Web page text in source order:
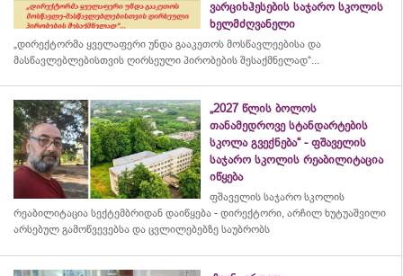
ვარციხჰესების საჯარო სკოლის
ხელმძღვანელი
„დირექტორმა ყველაფერი უნდა გააკეთოს მოსწავლეებისა და
მასწავლებლებისთვის ღირსეული პირობების შესაქმნელად“...
„2027 წლის ბოლოს
თანამედროვე სტანდარტების
სკოლა გვექნება“ - ფშაველის
საჯარო სკოლის რეაბილიტაცია
იწყება
ფშაველის საჯარო სკოლის
რეაბილიტაცია სექტემბრიდან დაიწყება - დირექტორი, არჩილ ხუტუაშვილი
არსებულ გამოწვევებსა და ცვლილებებზე საუბრობს